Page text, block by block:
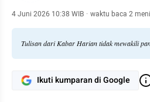
4 Juni 2026 10:38 WIB · waktu baca 2
Tulisan dari Kabar Harian tidak mewakili
Ikuti kumparan di Google